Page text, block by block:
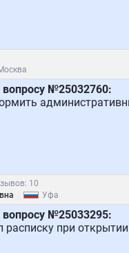
№25032760:
10
Уфа
№25033295:
при